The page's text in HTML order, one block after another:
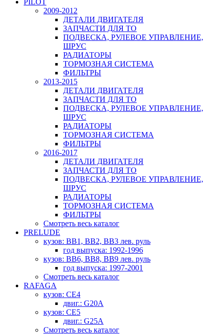
PILOT
2009-2012
ДЕТАЛИ ДВИГАТЕЛЯ
ЗАПЧАСТИ ДЛЯ ТО
ПОДВЕСКА, РУЛЕВОЕ УПРАВЛЕНИЕ,
ШРУС
РАДИАТОРЫ
ТОРМОЗНАЯ СИСТЕМА
ФИЛЬТРЫ
2013-2015
ДЕТАЛИ ДВИГАТЕЛЯ
ЗАПЧАСТИ ДЛЯ ТО
ПОДВЕСКА, РУЛЕВОЕ УПРАВЛЕНИЕ,
ШРУС
РАДИАТОРЫ
ТОРМОЗНАЯ СИСТЕМА
ФИЛЬТРЫ
2016-2017
ДЕТАЛИ ДВИГАТЕЛЯ
ЗАПЧАСТИ ДЛЯ ТО
ПОДВЕСКА, РУЛЕВОЕ УПРАВЛЕНИЕ,
ШРУС
РАДИАТОРЫ
ТОРМОЗНАЯ СИСТЕМА
ФИЛЬТРЫ
Смотреть весь каталог
PRELUDE
кузов: BB1, BB2, BB3 лев. руль
год выпуска: 1992-1996
кузов: BB6, BB8, BB9 лев. руль
год выпуска: 1997-2001
Смотреть весь каталог
RAFAGA
кузов: CE4
двиг.: G20A
кузов: CE5
двиг.: G25A
Смотреть весь каталог